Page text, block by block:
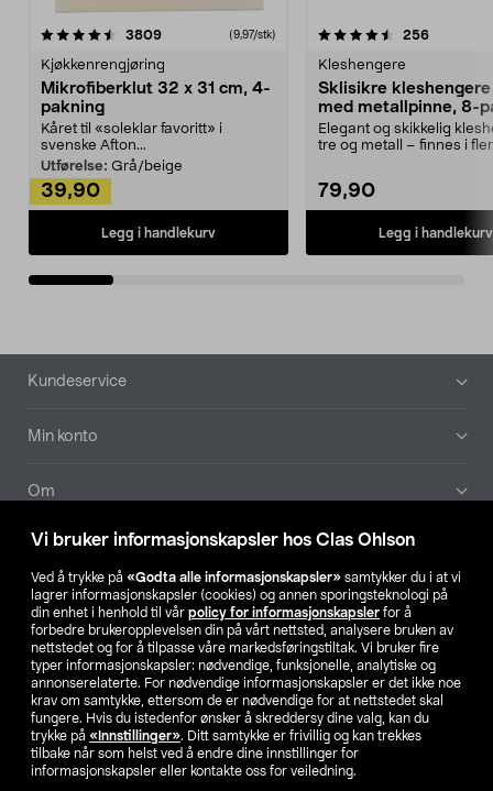
Vi bruker informasjonskapsler hos Clas Ohlson
Ved å trykke på «Godta alle informasjonskapsler» samtykker du i at vi
lagrer informasjonskapsler (cookies) og annen sporingsteknologi på
din enhet i henhold til vår policy for informasjonskapsler for å
forbedre brukeropplevelsen din på vårt nettsted, analysere bruken av
nettstedet og for å tilpasse våre markedsføringstiltak. Vi bruker fire
typer informasjonskapsler: nødvendige, funksjonelle, analytiske og
annonserelaterte. For nødvendige informasjonskapsler er det ikke noe
krav om samtykke, ettersom de er nødvendige for at nettstedet skal
fungere. Hvis du istedenfor ønsker å skreddersy dine valg, kan du
trykke på «Innstillinger». Ditt samtykke er frivillig og kan trekkes
tilbake når som helst ved å endre dine innstillinger for
informasjonskapsler eller kontakte oss for veiledning.
3809anmeldelser(9,97/stk)
Kjøkkenrengjøring
Mikrofiberklut 32 x 31 cm, 4-
pakning
Kåret til «soleklar favoritt» i
svenske Afton...
Utførelse: Grå/beige
39,90
Legg i handlekurv
4.5av 5 stjerner 256
Kleshengere
Sklisikre
med metallpinne, 8-
Elegant og skikkelig
tre og metall – finnes i
79,90
Legg i handlekurv
4.5av 5 stjerner
Bunntekst
Kundeservice
Min konto
Om
Aktuelt
Våre selskaper
Finn din butikk
SE NO FI